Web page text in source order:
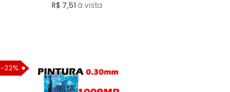
R$ 7,51 à vista
-22%